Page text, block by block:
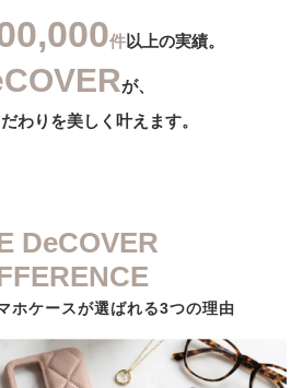
件以上の実績。
が、
わりを美しく叶えます。
DeCOVER
ホケースが選ばれる3つの理由